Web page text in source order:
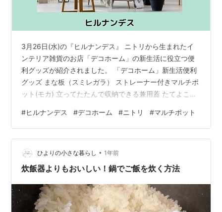
3月26日(水)の『ヒルナンデス』 ニトリから生まれたイ
ンテリア雑貨のお店「デコホーム」の新生活に役立つ便
利グッズが紹介されました。 「デコホーム」新生活便利
グッズ まな板（スミレガラ） ストレーナー付きマルチポ
ット(モカ) 立ってたたんで収納できる兼用蓋 たてよこピ
ふとん収納 クッションカバー シール歯ブラシホルダー
(ライトモカ) ドレスタオル(シマエナガ) 「デコホーム」
新生活便利グッズ まな板（スミレガラ） 食材をこぼさず
移動できるガード付。高さ5mmでストッパーになりつつ
包丁の刃先が当たらない高さに計算されています。 〔エ
#ヒルナンデス #デコホーム #ニトリ #マルチポット
ひよりの小さな暮らし • 1年前
炊飯器よりもおいしい！鍋でご飯を炊く方法